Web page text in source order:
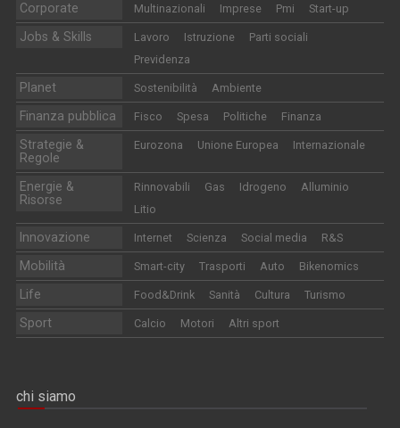
Corporate Multinazionali Imprese Pmi Start-up
Jobs & Skills Lavoro Istruzione
Parti sociali
Previdenza
Planet Sostenibilità Ambiente
Finanza pubblica Fisco Spesa Politiche Finanza
Strategie &
Regole
Eurozona Unione Europea Internazionale
Energie &
Risorse
Rinnovabili Gas Idrogeno
Alluminio
Litio
Innovazione Internet Scienza Social media R&S
Mobilità Smart-city Trasporti Auto Bikenomics
Life Food&Drink Sanità Cultura Turismo
Sport Calcio Motori Altri sport
chi siamo